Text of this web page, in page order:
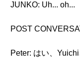
JUNKO: Uh... oh...
POST
Peter: はい、